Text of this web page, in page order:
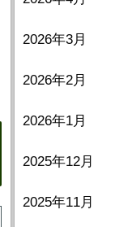
2026年3月
2026年2月
2026年1月
2025年12月
2025年11月